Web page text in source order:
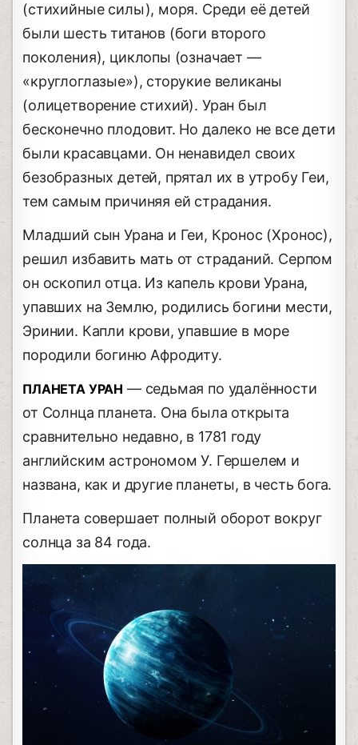
(стихийные силы), моря. Среди её детей
были шесть титанов (боги второго
поколения), циклопы (означает —
«круглоглазые»), сторукие великаны
(олицетворение стихий). Уран был
бесконечно плодовит. Но далеко не все дети
были красавцами. Он ненавидел своих
безобразных детей, прятал их в утробу Геи,
тем самым причиняя ей страдания.
Младший сын Урана и Геи, Кронос (Хронос),
решил избавить мать от страданий. Серпом
он оскопил отца. Из капель крови Урана,
упавших на Землю, родились богини мести,
Эринии. Капли крови, упавшие в море
породили богиню Афродиту.
ПЛАНЕТА УРАН — седьмая по удалённости
от Солнца планета. Она была открыта
сравнительно недавно, в 1781 году
английским астрономом У. Гершелем и
названа, как и другие планеты, в честь бога.
Планета совершает полный оборот вокруг
солнца за 84 года.